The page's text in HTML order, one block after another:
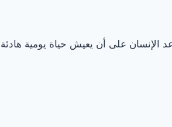
الإنسان على أن يعيش حياة يومية هادئة